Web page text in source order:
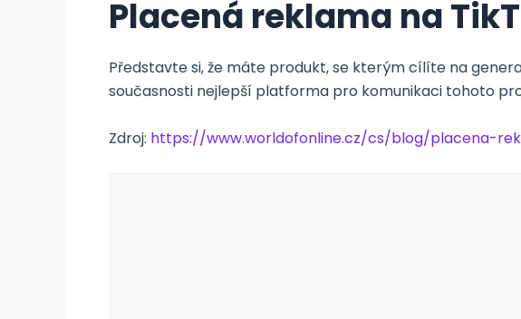
Placená reklama na
Představte si, že máte produkt, se kterým cílíte na
současnosti nejlepší platforma pro komunikaci tohoto
Zdroj: https://www.worldofonline.cz/cs/blog/placena-